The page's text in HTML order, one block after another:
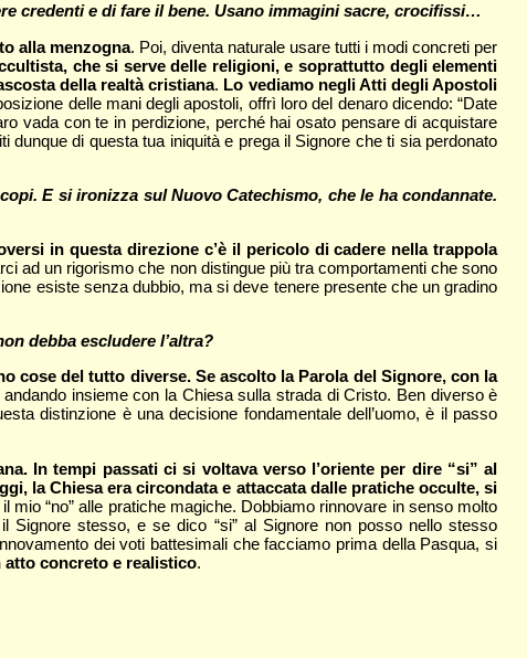
credenti e di fare il bene. Usano immagini sacre, crocifissi…
alla menzogna. Poi, diventa naturale usare tutti i modi concreti per
che si serve delle religioni, e soprattutto degli elementi
della realtà cristiana. Lo vediamo negli Atti degli Apostoli
delle mani degli apostoli, offrì loro del denaro dicendo: “Date
vada con te in perdizione, perché hai osato pensare di acquistare
di questa tua iniquità e prega il Signore che ti sia perdonato
E si ironizza sul Nuovo Catechismo, che le ha condannate.
in questa direzione c’è il pericolo di cadere nella trappola
ad un rigorismo che non distingue più tra comportamenti che sono
esiste senza dubbio, ma si deve tenere presente che un gradino
debba escludere l’altra?
cose del tutto diverse. Se ascolto la Parola del Signore, con la
andando insieme con la Chiesa sulla strada di Cristo. Ben diverso è
distinzione è una decisione fondamentale dell’uomo, è il passo
In tempi passati ci si voltava verso l’oriente per dire “si” al
la Chiesa era circondata e attaccata dalle pratiche occulte, si
“no” alle pratiche magiche. Dobbiamo rinnovare in senso molto
Signore stesso, e se dico “si” al Signore non posso nello stesso
dei voti battesimali che facciamo prima della Pasqua, si
atto concreto e realistico.